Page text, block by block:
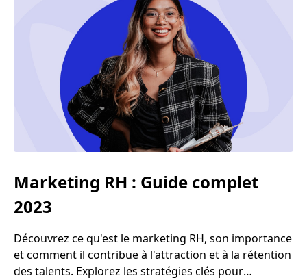
Marketing RH : Guide complet
2023
Découvrez ce qu'est le marketing RH, son importance
et comment il contribue à l'attraction et à la rétention
des talents. Explorez les stratégies clés pour